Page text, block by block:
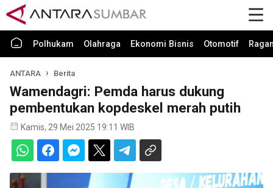
Polhukam Olahraga Ekonomi Bisnis Otomotif
ANTARA Berita
Wamendagri: Pemda harus dukung
pembentukan kopdeskel merah putih
Kamis, 29 Mei 2025 19:11 WIB